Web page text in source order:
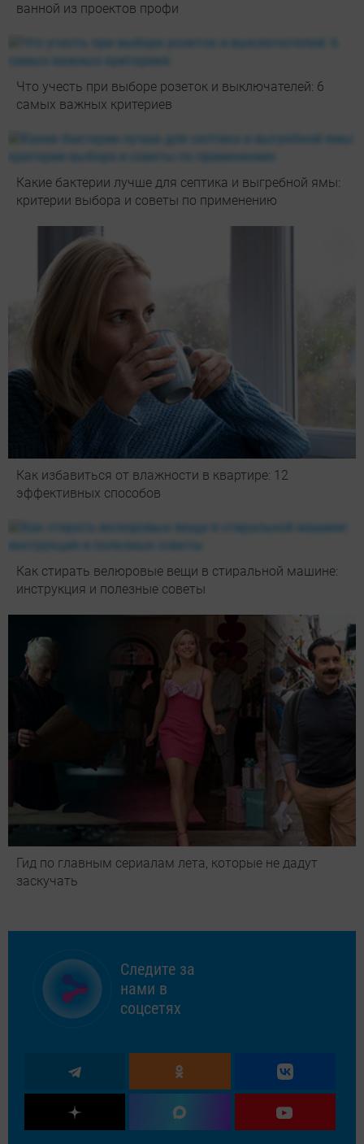
ванной из проектов профи
Что учесть при выборе розеток и выключателей: 6
самых важных критериев
Какие бактерии лучше для септика и выгребной ямы:
критерии выбора и советы по применению
Как избавиться от влажности в квартире: 12
эффективных способов
Как стирать велюровые вещи в стиральной машине:
инструкция и полезные советы
Гид по главным сериалам лета, которые не дадут
заскучать
Следите за
нами в
соцсетях